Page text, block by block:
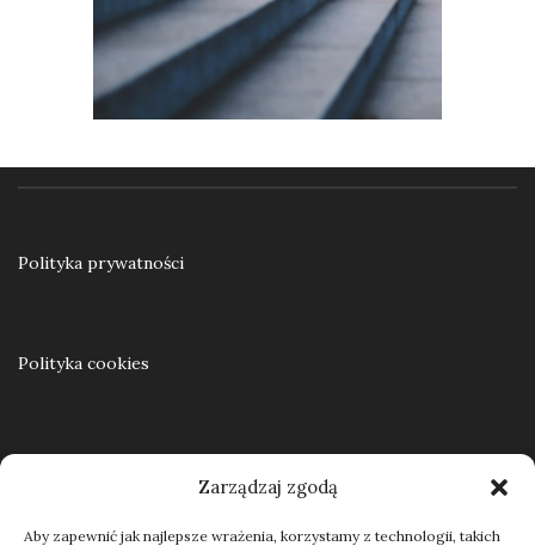
Zarządzaj zgodą
Aby zapewnić jak najlepsze wrażenia, korzystamy z technologii, takich
Dodaj do koszyka
Polityka prywatności
Polityka cookies